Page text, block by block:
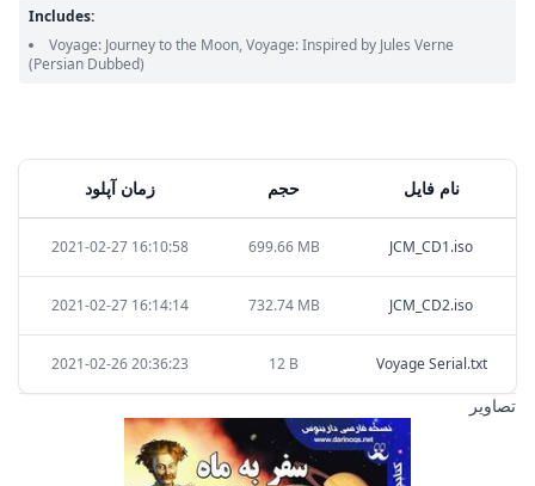
نام فایل حجم زمان آپلود
JCM_CD1.iso
699.66 MB
2021-02-27 16:10:58
JCM_CD2.iso
732.74 MB
2021-02-27 16:14:14
Voyage Serial.txt
12 B
2021-02-26 20:36:23
تصاویر
Includes:
Voyage: Journey to the Moon, Voyage: Inspired by Jules Verne
(Persian Dubbed)